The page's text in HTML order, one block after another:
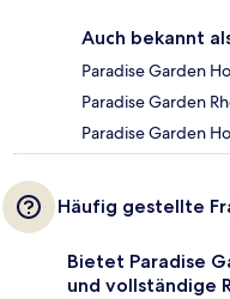
Auch bekannt
Paradise Garden
Paradise Garden
Paradise Garden
Häufig gestellte
Bietet Paradise
und vollständige